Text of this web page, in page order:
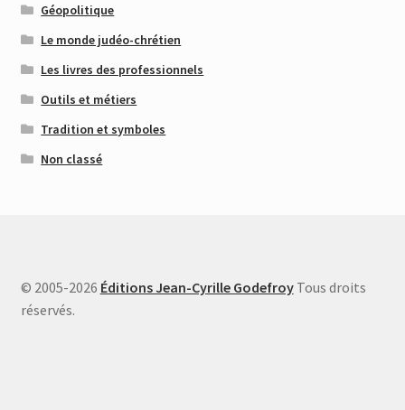
Géopolitique
Le monde judéo-chrétien
Les livres des professionnels
Outils et métiers
Tradition et symboles
Non classé
© 2005-2026 Éditions Jean-Cyrille GodefroyTous droits
réservés.